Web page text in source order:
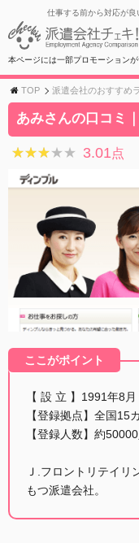
仕事する前から対応が
本ページには一部プロモーションが
TOP 派遣会社のおすすめ
あみさんの口コミ
★★★★★
★★★★★ 3.01点
ここがポイント
【 設 立 】1991年8月
【登録拠点】全国15
【登録人数】約50000
Ｊ.フロントリテイ
もつ派遣会社。